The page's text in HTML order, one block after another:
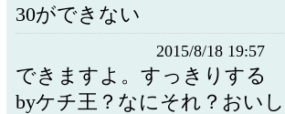
30ができない
2015/8/18 19:57
できますよ。すっきりする
byケチ王？なにそれ？おい